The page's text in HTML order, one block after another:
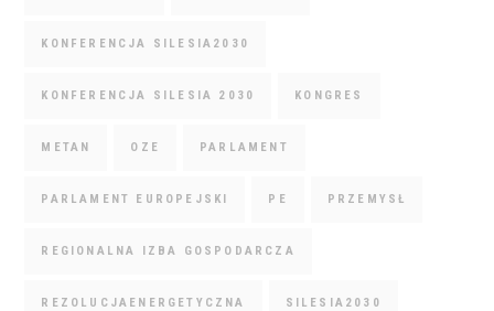
KONFERENCJA SILESIA2030
KONFERENCJA SILESIA 2030 KONGRES
METAN OZE PARLAMENT
PARLAMENT EUROPEJSKI PE PRZEMYSŁ
REGIONALNA IZBA GOSPODARCZA
REZOLUCJAENERGETYCZNA SILESIA2030